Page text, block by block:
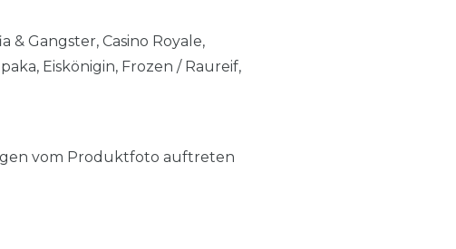
& Gangster, Casino Royale,
Eiskönigin, Frozen / Raureif,
vom Produktfoto auftreten